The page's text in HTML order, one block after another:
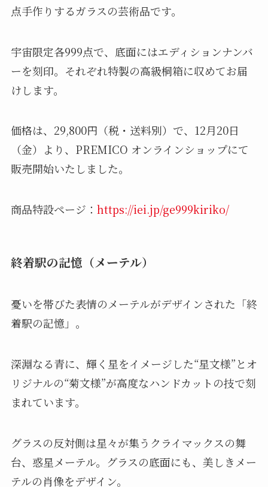
点手作りするガラスの芸術品です。
宇宙限定各999点で、底面にはエディションナンバ
ーを刻印。それぞれ特製の高級桐箱に収めてお届
けします。
価格は、29,800円（税・送料別）で、12月20日
（金）より、PREMICO オンラインショップにて
販売開始いたしました。
商品特設ページ： https://iei.jp/ge999kiriko/
終着駅の記憶（メーテル）
憂いを帯びた表情のメーテルがデザインされた「終
着駅の記憶」。
深淵なる青に、輝く星をイメージした“星文様”とオ
リジナルの“菊文様”が高度なハンドカットの技で刻
まれています。
グラスの反対側は星々が集うクライマックスの舞
台、惑星メーテル。グラスの底面にも、美しきメー
テルの肖像をデザイン。